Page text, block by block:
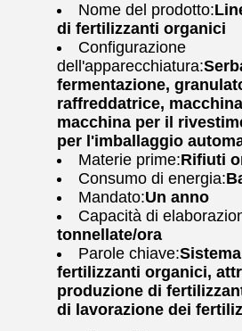
Nome del prodotto:
di fertilizzanti organici
Configurazione
dell'apparecchiatura:
fermentazione,
raffreddatrice,
macchina per il
per l'imballaggio
Materie prime:Rifiuti
Consumo di energia:
Mandato:Un anno
Capacità di
tonnellate/ora
Parole chiave:
fertilizzanti organici,
produzione di
di lavorazione dei